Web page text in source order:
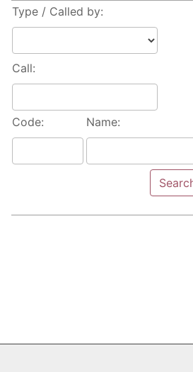
Type / Called by:
Call:
Code: Name: